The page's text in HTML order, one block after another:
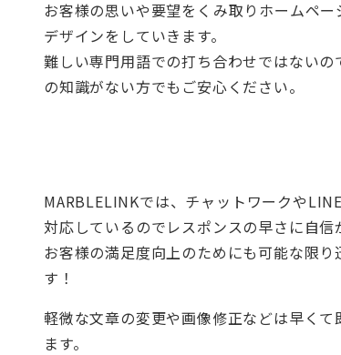
お客様の思いや要望をくみ取りホームペー
デザインをしていきます。
難しい専門用語での打ち合わせではないの
の知識がない方でもご安心ください。
MARBLELINKでは、チャットワークや
対応しているのでレスポンスの早さに自信
お客様の満足度向上のためにも可能な限り
す！
軽微な文章の変更や画像修正などは早くて
ます。